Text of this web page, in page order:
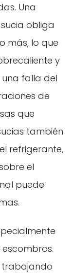
Una
obliga
más, lo que
y
una falla del
de
que
también
refrigerante,
el
puede
trabajando